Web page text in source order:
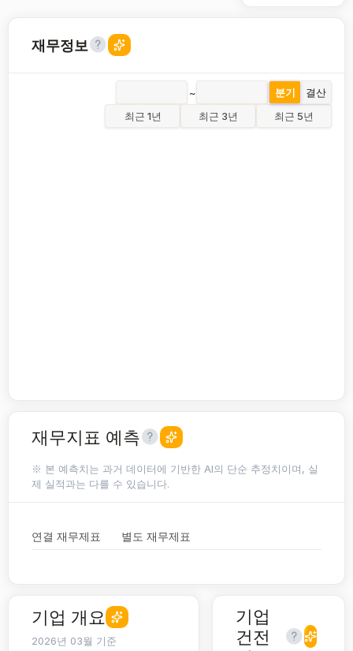
재무정보
~ 분기
결산
최근 1년
최근 3년 최근 5년
재무지표 예측
※ 본 예측치는 과거 데이터에 기반한 AI의 단순 추정치이며, 실
제 실적과는 다를 수 있습니다.
연결 재무제표 별도 재무제표
기업 개요
2026년 03월 기준
기업
건전